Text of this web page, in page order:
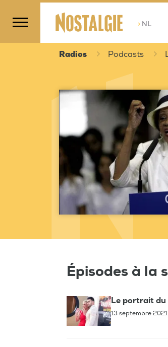
>NL
Radios Podcasts
Épisodes à la
Le portrait du
13 septembre 2021